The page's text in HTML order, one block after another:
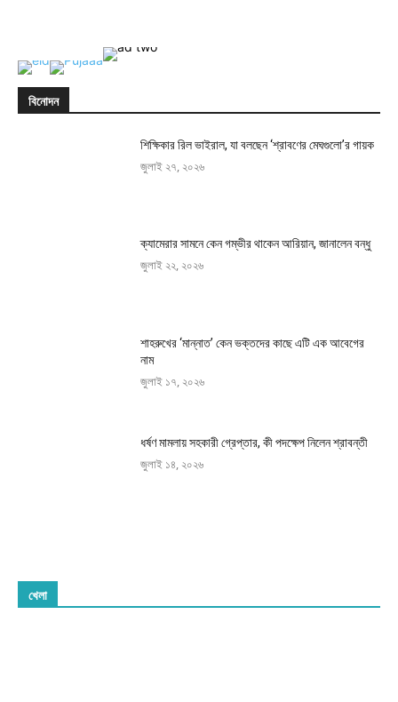
করুন
বিভিন্ন-
পত্র
বিনোদন
শিক্ষিকার রিল ভাইরাল, যা বলছেন ‘শ্রাবণের মেঘগুলো’র গায়ক
জুলাই ২৭, ২০২৬
ক্যামেরার সামনে কেন গম্ভীর থাকেন আরিয়ান, জানালেন বন্ধু
জুলাই ২২, ২০২৬
শাহরুখের ‘মান্নাত’ কেন ভক্তদের কাছে এটি এক আবেগের
নাম
জুলাই ১৭, ২০২৬
ধর্ষণ মামলায় সহকারী গ্রেপ্তার, কী পদক্ষেপ নিলেন শ্রাবন্তী
জুলাই ১৪, ২০২৬
খেলা